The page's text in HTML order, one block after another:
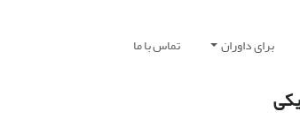
برای داوران تماس با ما